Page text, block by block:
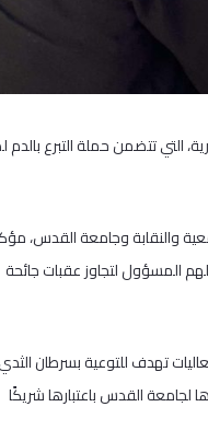
التي تتضمن حملة التبرع بالدم
والنقابة وجامعة القدس،
المسؤول لتجاوز عقبات جائحة
تهدف للتوعية بسرطان
لجامعة القدس باعتبارها شريكًا